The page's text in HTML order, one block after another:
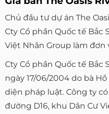
Chủ đầu tư dự án The
Cty Cổ phần Quốc tế Bắc
Việt Nhân Group làm đơn
Cty Cổ phần Quốc tế Bắc
ngày 17/06/2004 do bà
diện pháp luật. Công ty
đường D16, khu Dân Cư